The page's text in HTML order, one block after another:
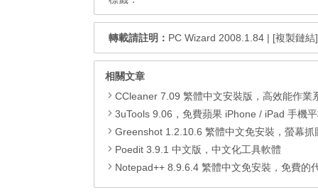
轉載請註明： PC Wizard 2008.1.84 | [複製鏈結]
相關文章
CCleaner 7.09 繁體中文安裝版，高效能作業系統清理
3uTools 9.06，免費蘋果 iPhone / iPad 手機平板電腦管理備份還
Greenshot 1.2.10.6 繁體中文免安裝，螢幕抓圖軟體，1.3.315
Poedit 3.9.1 中文版，中文化工具軟體
Notepad++ 8.9.6.4 繁體中文免安裝，免費的代碼編